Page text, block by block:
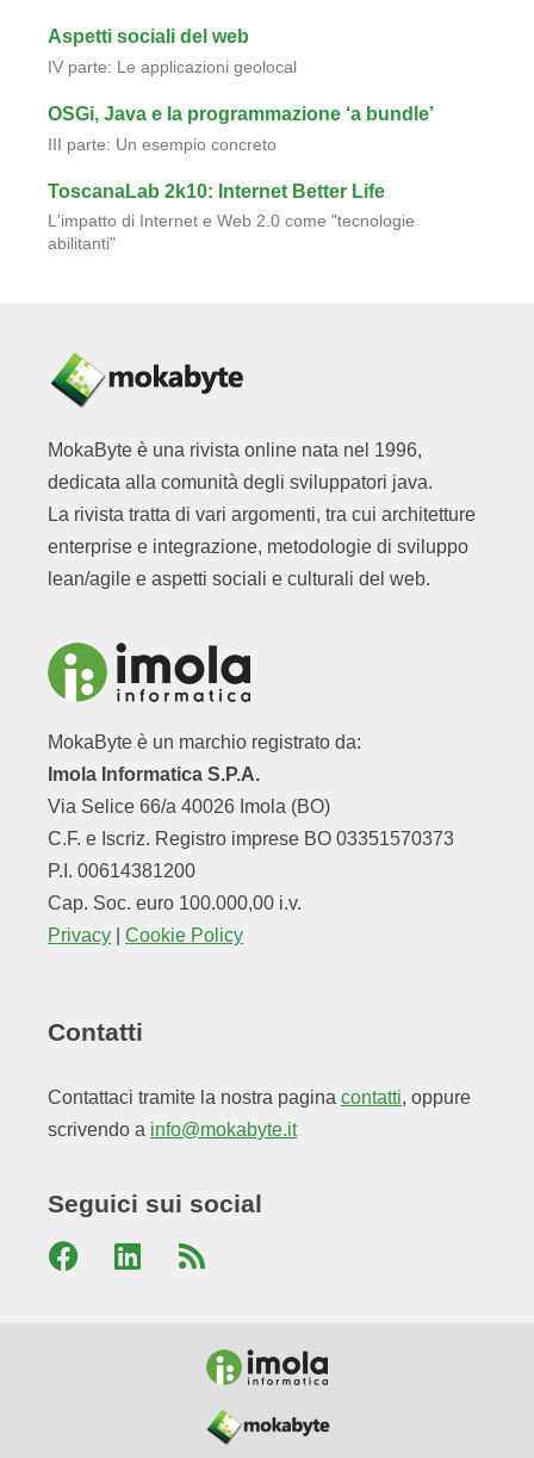
Aspetti sociali del web
IV parte: Le applicazioni geolocal
OSGi, Java e la programmazione ‘a bundle’
III parte: Un esempio concreto
ToscanaLab 2k10: Internet Better Life
L'impatto di Internet e Web 2.0 come "tecnologie
abilitanti"
MokaByte è una rivista online nata nel 1996,
dedicata alla comunità degli sviluppatori java.
La rivista tratta di vari argomenti, tra cui architetture
enterprise e integrazione, metodologie di sviluppo
lean/agile e aspetti sociali e culturali del web.
MokaByte è un marchio registrato da:
Imola Informatica S.P.A.
Via Selice 66/a 40026 Imola (BO)
C.F. e Iscriz. Registro imprese BO 03351570373
P.I. 00614381200
Cap. Soc. euro 100.000,00 i.v.
Privacy
Cookie Policy
Contatti
Contattaci tramite la nostra pagina contatti, oppure
scrivendo a info@mokabyte.it
Seguici sui social